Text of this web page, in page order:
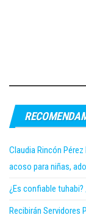
Claudia Rincón
acoso para niñas,
¿Es confiable
Recibirán Servidores